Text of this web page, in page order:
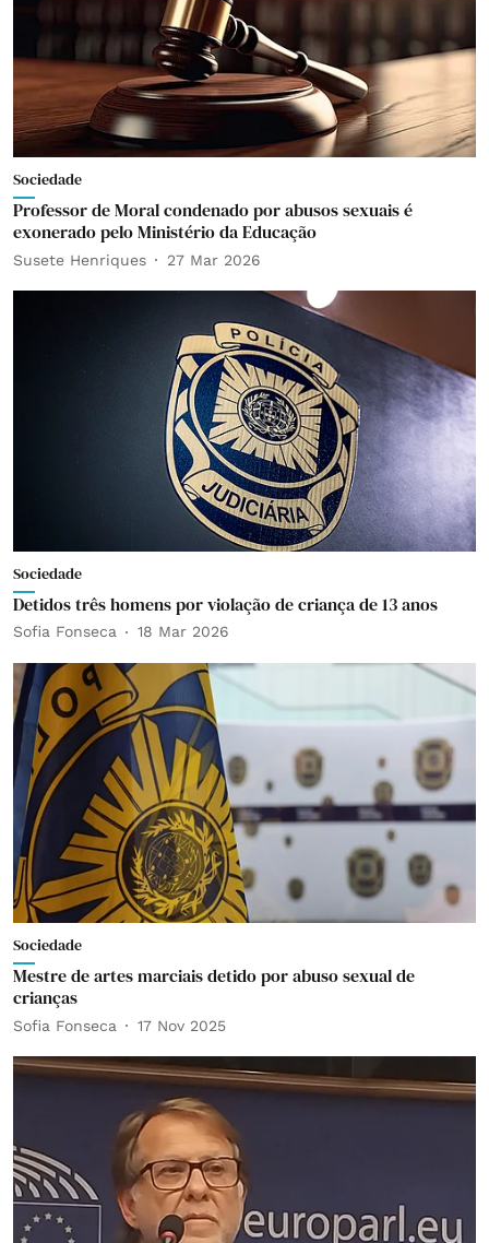
Sociedade
Professor de Moral condenado por abusos sexuais é
exonerado pelo Ministério da Educação
Susete Henriques 27 Mar 2026
Sociedade
Detidos três homens por violação de criança de 13 anos
Sofia Fonseca 18 Mar 2026
Sociedade
Mestre de artes marciais detido por abuso sexual de
crianças
Sofia Fonseca 17 Nov 2025